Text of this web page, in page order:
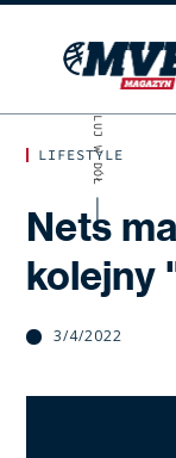
LIFESTYLE
Nets
kolejny
3/4/2022
SKROLUJ W DÓŁ